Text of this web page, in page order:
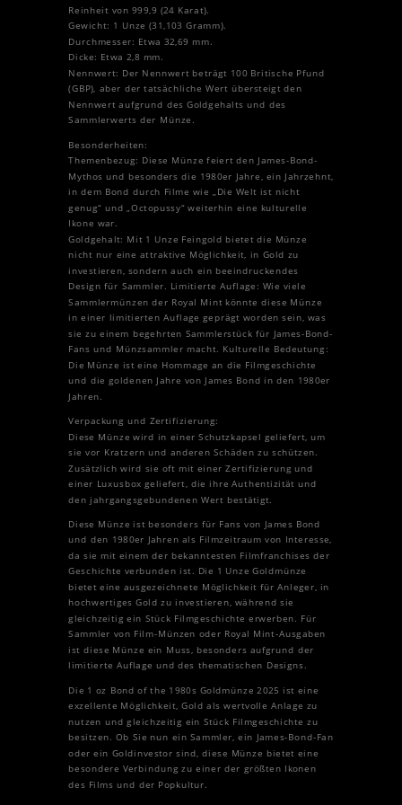
Reinheit von 999,9 (24 Karat).
Gewicht: 1 Unze (31,103 Gramm).
Durchmesser: Etwa 32,69 mm.
Dicke: Etwa 2,8 mm.
Nennwert: Der Nennwert beträgt 100 Britische Pfund
(GBP), aber der tatsächliche Wert übersteigt den
Nennwert aufgrund des Goldgehalts und des
Sammlerwerts der Münze.
Besonderheiten:
Themenbezug: Diese Münze feiert den James-Bond-
Mythos und besonders die 1980er Jahre, ein Jahrzehnt,
in dem Bond durch Filme wie „Die Welt ist nicht
genug“ und „Octopussy“ weiterhin eine kulturelle
Ikone war.
Goldgehalt: Mit 1 Unze Feingold bietet die Münze
nicht nur eine attraktive Möglichkeit, in Gold zu
investieren, sondern auch ein beeindruckendes
Design für Sammler. Limitierte Auflage: Wie viele
Sammlermünzen der Royal Mint könnte diese Münze
in einer limitierten Auflage geprägt worden sein, was
sie zu einem begehrten Sammlerstück für James-Bond-
Fans und Münzsammler macht. Kulturelle Bedeutung:
Die Münze ist eine Hommage an die Filmgeschichte
und die goldenen Jahre von James Bond in den 1980er
Jahren.
Verpackung und Zertifizierung:
Diese Münze wird in einer Schutzkapsel geliefert, um
sie vor Kratzern und anderen Schäden zu schützen.
Zusätzlich wird sie oft mit einer Zertifizierung und
einer Luxusbox geliefert, die ihre Authentizität und
den jahrgangsgebundenen Wert bestätigt.
Diese Münze ist besonders für Fans von James Bond
und den 1980er Jahren als Filmzeitraum von Interesse,
da sie mit einem der bekanntesten Filmfranchises der
Geschichte verbunden ist. Die 1 Unze Goldmünze
bietet eine ausgezeichnete Möglichkeit für Anleger, in
hochwertiges Gold zu investieren, während sie
gleichzeitig ein Stück Filmgeschichte erwerben. Für
Sammler von Film-Münzen oder Royal Mint-Ausgaben
ist diese Münze ein Muss, besonders aufgrund der
limitierte Auflage und des thematischen Designs.
Die 1 oz Bond of the 1980s Goldmünze 2025 ist eine
exzellente Möglichkeit, Gold als wertvolle Anlage zu
nutzen und gleichzeitig ein Stück Filmgeschichte zu
besitzen. Ob Sie nun ein Sammler, ein James-Bond-Fan
oder ein Goldinvestor sind, diese Münze bietet eine
besondere Verbindung zu einer der größten Ikonen
des Films und der Popkultur.